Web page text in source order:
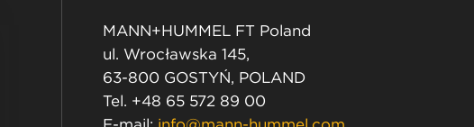
MANN+HUMMEL FT Poland
ul. Wrocławska 145,
63-800 GOSTYŃ, POLAND
Tel. +48 65 572 89 00